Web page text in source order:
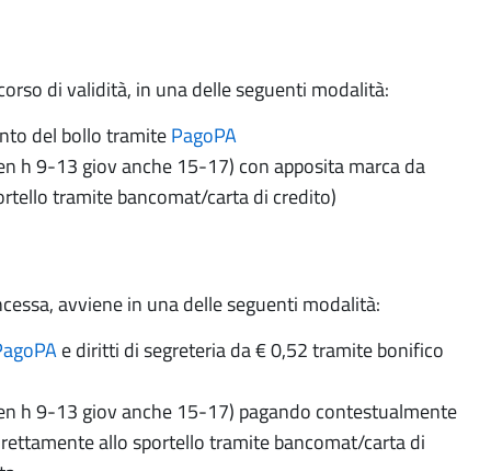
di validità, in una delle seguenti modalità:
del bollo tramitePagoPA
h 9-13 giov anche 15-17) con apposita marca da
tramite bancomat/carta di credito)
avviene in una delle seguenti modalità:
e diritti di segreteria da € 0,52 tramite bonifico
h 9-13 giov anche 15-17) pagando contestualmente
allo sportello tramite bancomat/carta di